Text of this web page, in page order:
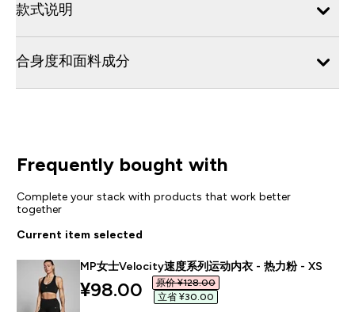
款式说明
合身度和面料成分
Frequently bought with
Complete your stack with products that work better
together
Current item selected
MP女士Velocity速度系列运动内衣 - 热力粉 - XS
discounted price
¥98.00‎
原价 ¥128.00‎
立省 ¥30.00‎